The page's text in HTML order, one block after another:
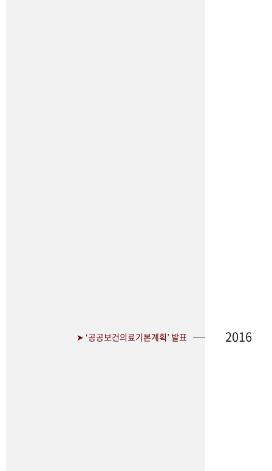
➤ ‘공공보건의료기본계획’ 발표 2016